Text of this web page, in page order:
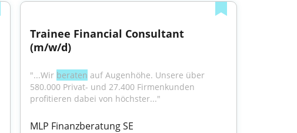
Trainee Financial Consultant
(m/w/d)
"...Wir beraten auf Augenhöhe. Unsere über
580.000 Privat- und 27.400 Firmenkunden
profitieren dabei von höchster..."
MLP Finanzberatung SE